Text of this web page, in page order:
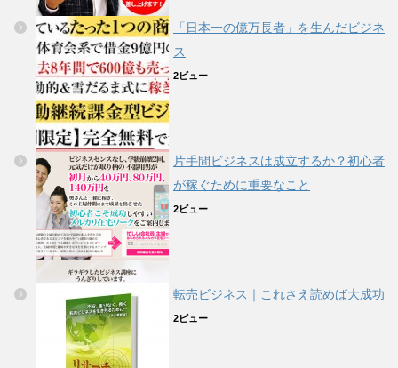
「日本一の億万長者」を生んだビジネ
ス
2ビュー
片手間ビジネスは成立するか？初心者
が稼ぐために重要なこと
2ビュー
転売ビジネス｜これさえ読めば大成功
2ビュー